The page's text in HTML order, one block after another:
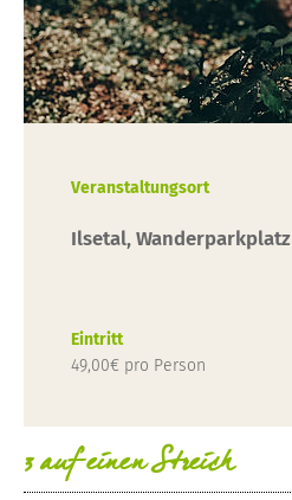
Veranstaltungsort
Ilsetal, Wanderparkplatz
Eintritt
49,00€ pro Person
3 auf einen Streich